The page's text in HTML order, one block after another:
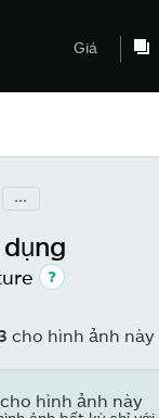
Giá
...
cho hình ảnh này
cho hình ảnh này